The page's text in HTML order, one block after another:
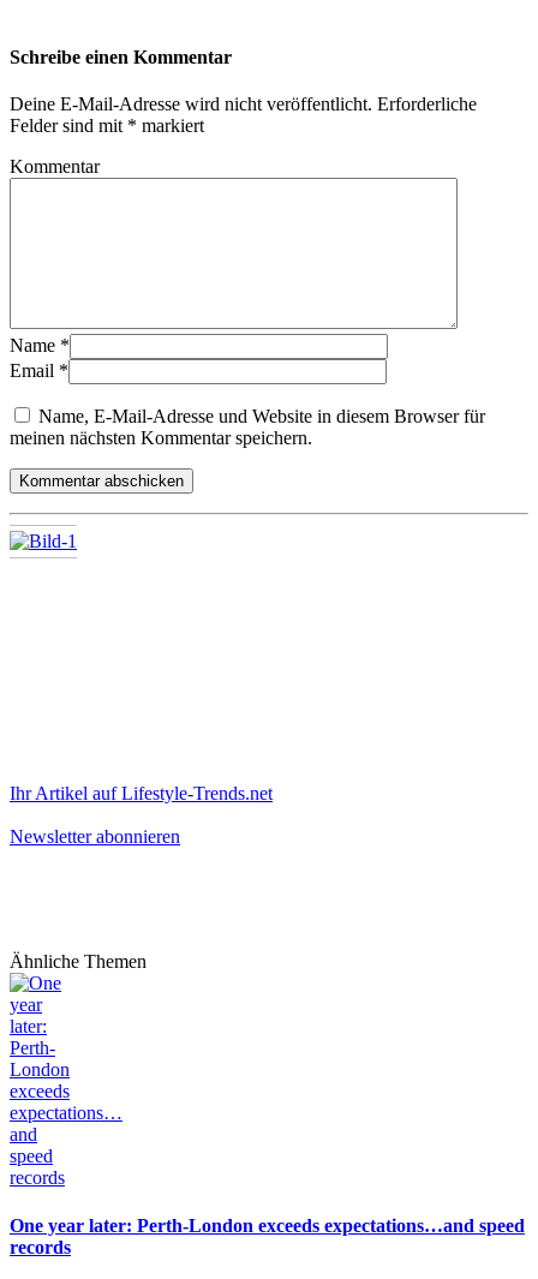
Schreibe einen Kommentar
Deine E-Mail-Adresse wird nicht veröffentlicht. Erforderliche
Felder sind mit * markiert
Kommentar
Name *
Email *
Name, E-Mail-Adresse und Website in diesem Browser für
meinen nächsten Kommentar speichern.
Ihr Artikel auf Lifestyle-Trends.net
Newsletter abonnieren
Ähnliche Themen
One year later: Perth-London exceeds expectations…and speed
records